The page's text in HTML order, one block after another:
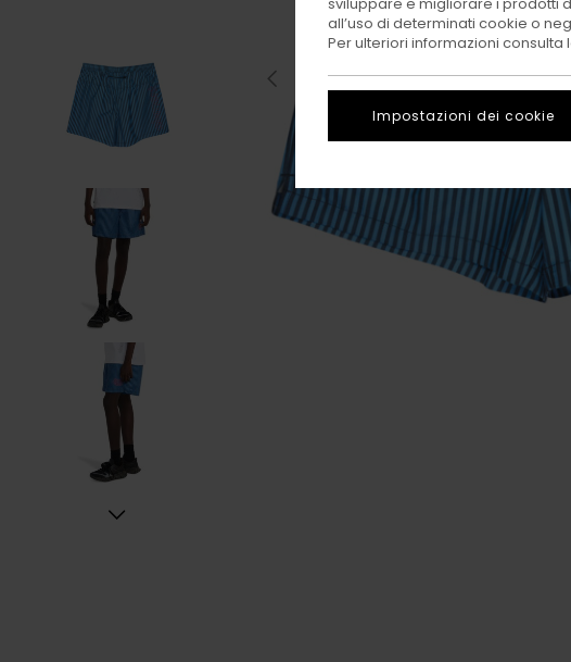
all’uso di determinati cookie o
Per ulteriori informazioni consulta
Impostazioni dei cookie